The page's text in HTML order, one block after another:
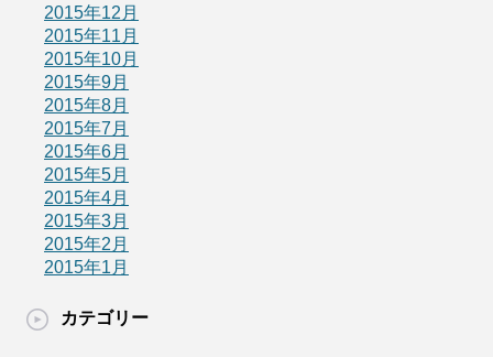
2015年12月
2015年11月
2015年10月
2015年9月
2015年8月
2015年7月
2015年6月
2015年5月
2015年4月
2015年3月
2015年2月
2015年1月
カテゴリー